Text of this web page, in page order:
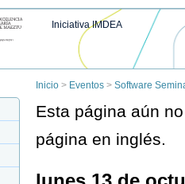
Iniciativa IMDEA
Inicio > Eventos > Software
Esta página aún
página en inglés.